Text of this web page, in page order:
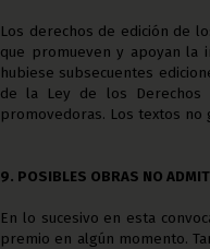
Los derechos de edición de
que promueven y apoyan la
hubiese subsecuentes
de la Ley de los Derechos
promovedoras. Los textos no
9. POSIBLES OBRAS NO
En lo sucesivo en esta
premio en algún momento.